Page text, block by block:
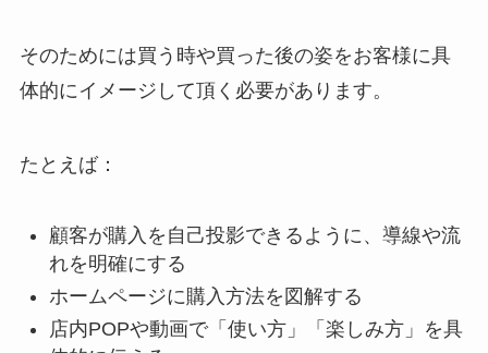
そのためには買う時や買った後の姿をお客様に具
体的にイメージして頂く必要があります。
たとえば：
顧客が購入を自己投影できるように、導線や流
れを明確にする
ホームページに購入方法を図解する
店内POPや動画で「使い方」「楽しみ方」を具